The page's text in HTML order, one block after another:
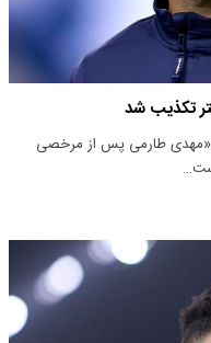
«مهدی طارمی پس از مرخصی